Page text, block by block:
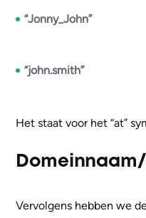
“Jonny_John”
“john.smith”
Het staat voor het “at”
Vervolgens hebben we